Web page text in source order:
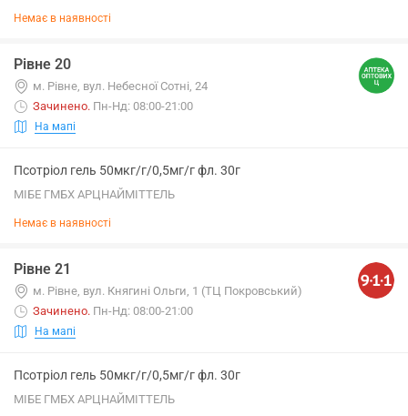
Немає в наявності
Рівне 20
м. Рівне, вул. Небесної Сотні, 24
Зачинено. Пн-Нд: 08:00-21:00
На мапі
Псотріол гель 50мкг/г/0,5мг/г фл. 30г
МІБЕ ГМБХ АРЦНАЙМІТТЕЛЬ
Немає в наявності
Рівне 21
м. Рівне, вул. Княгині Ольги, 1 (ТЦ Покровський)
Зачинено. Пн-Нд: 08:00-21:00
На мапі
Псотріол гель 50мкг/г/0,5мг/г фл. 30г
МІБЕ ГМБХ АРЦНАЙМІТТЕЛЬ